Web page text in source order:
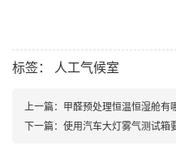
标签： 人工气候室
上一篇： 甲醛预处理恒温恒湿舱有
下一篇： 使用汽车大灯雾气测试箱